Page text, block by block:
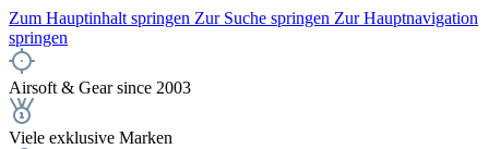
Zum Hauptinhalt springen Zur Suche springen Zur Hauptnavigation
springen
Airsoft & Gear since 2003
Viele exklusive Marken